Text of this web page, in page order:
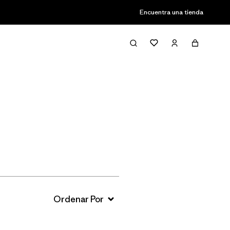
Encuentra una tienda
Filter & Sort